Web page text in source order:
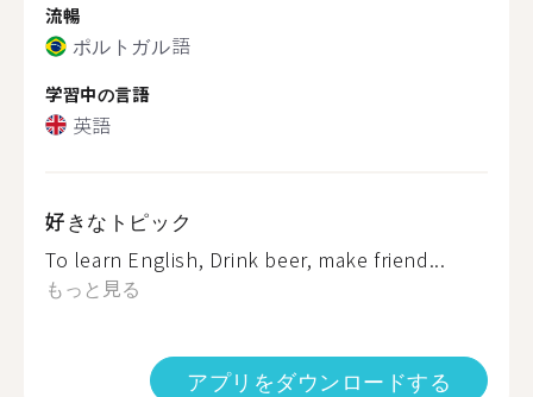
流暢
ポルトガル語
学習中の言語
英語
好きなトピック
To learn English, Drink beer, make friend...
もっと見る
アプリをダウンロードする